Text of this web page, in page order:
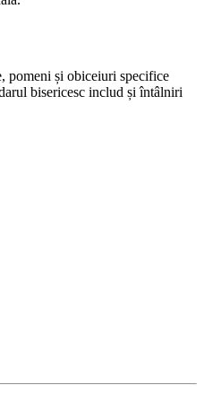
pomeni și obiceiuri specifice
bisericesc includ și întâlniri